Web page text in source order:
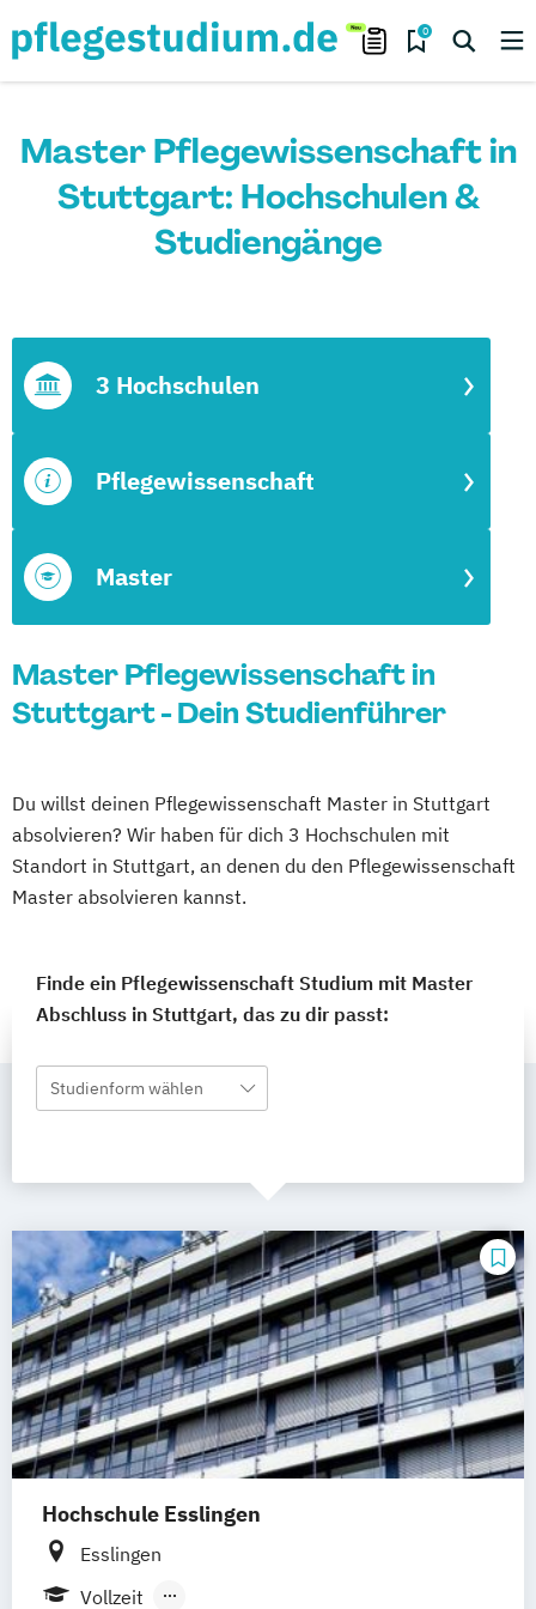
0
Master Pflegewissenschaft in
Stuttgart: Hochschulen &
Studiengänge
Master
Pflegewissenschaft
3 Hochschulen
Master Pflegewissenschaft in
Stuttgart - Dein Studienführer
Du willst deinen Pflegewissenschaft Master in Stuttgart
absolvieren? Wir haben für dich 3 Hochschulen mit
Standort in Stuttgart, an denen du den Pflegewissenschaft
Master absolvieren kannst.
Finde ein Pflegewissenschaft Studium mit Master
Abschluss in Stuttgart, das zu dir passt:
Studienform wählen
Hochschule Esslingen
Esslingen
Vollzeit